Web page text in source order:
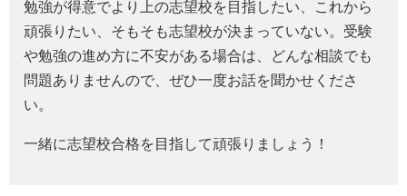
勉強が得意でより上の志望校を目指したい、これから
頑張りたい、そもそも志望校が決まっていない。受験
や勉強の進め方に不安がある場合は、どんな相談でも
問題ありませんので、ぜひ一度お話を聞かせくださ
い。
一緒に志望校合格を目指して頑張りましょう！